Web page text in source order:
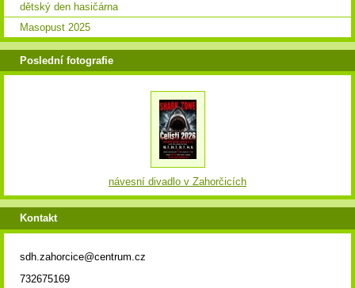
dětský den hasičárna
Masopust 2025
Poslední fotografie
návesní divadlo v Zahorčicích
Kontakt
sdh.zahorcice@centrum.cz
732675169